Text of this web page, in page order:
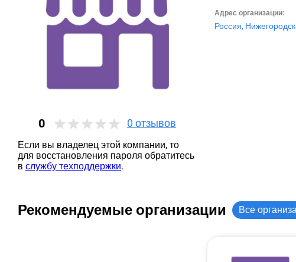
0 0 отзывов
Если вы владелец этой компании, то
для восстановления пароля обратитесь
в службу техподдержки.
Адрес организации:
Россия,
Рекомендуемые организации Все